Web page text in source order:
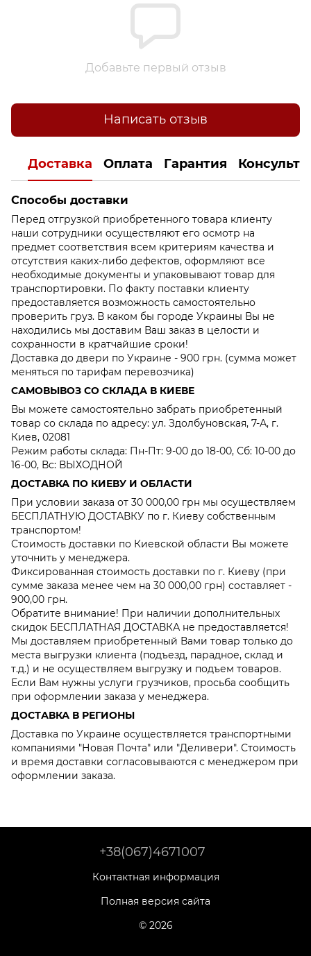
Добавьте первый отзыв
Написать отзыв
Доставка Оплата Гарантия
Способы доставки
Перед отгрузкой приобретенного товара клиенту
наши сотрудники осуществляют его осмотр на
предмет соответствия всем критериям качества и
отсутствия каких-либо дефектов, оформляют все
необходимые документы и упаковывают товар для
транспортировки. По факту поставки клиенту
предоставляется возможность самостоятельно
проверить груз. В каком бы городе Украины Вы не
находились мы доставим Ваш заказ в целости и
сохранности в кратчайшие сроки!
Доставка до двери по Украине - 900 грн. (сумма может
меняться по тарифам перевозчика)
САМОВЫВОЗ СО СКЛАДА В КИЕВЕ
Вы можете самостоятельно забрать приобретенный
товар со склада по адресу: ул. Здолбуновская, 7-А, г.
Киев, 02081
Режим работы склада: Пн-Пт: 9-00 до 18-00, Сб: 10-00 до
16-00, Вс: ВЫХОДНОЙ
ДОСТАВКА ПО КИЕВУ И ОБЛАСТИ
При условии заказа от 30 000,00 грн мы осуществляем
БЕСПЛАТНУЮ ДОСТАВКУ по г. Киеву собственным
транспортом!
Стоимость доставки по Киевской области Вы можете
уточнить у менеджера.
Фиксированная стоимость доставки по г. Киеву (при
сумме заказа менее чем на 30 000,00 грн) составляет -
900,00 грн.
Обратите внимание! При наличии дополнительных
скидок БЕСПЛАТНАЯ ДОСТАВКА не предоставляется!
Мы доставляем приобретенный Вами товар только до
места выгрузки клиента (подъезд, парадное, склад и
т.д.) и не осуществляем выгрузку и подъем товаров.
Если Вам нужны услуги грузчиков, просьба сообщить
при оформлении заказа у менеджера.
ДОСТАВКА В РЕГИОНЫ
Доставка по Украине осуществляется транспортными
компаниями "Новая Почта" или "Деливери". Стоимость
и время доставки согласовываются с менеджером при
оформлении заказа.
+38(067)4671007
Контактная информация
Полная версия сайта
© 2026